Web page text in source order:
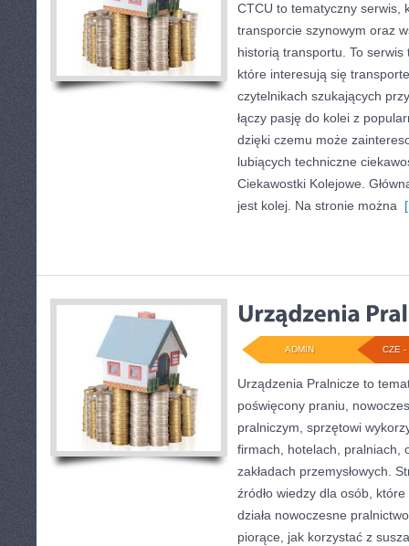
CTCU to tematyczny serwis,
transporcie szynowym oraz
historią transportu. To
które interesują się
czytelnikach szukających
łączy pasję do kolei z
dzięki czemu może
lubiących techniczne
Ciekawostki Kolejowe.
jest kolej. Na stronie można
CZE -
ADMIN
Urządzenia Pralnicze to
poświęcony praniu,
pralniczym, sprzętowi
firmach, hotelach, pralniach,
zakładach przemysłowych.
źródło wiedzy dla osób,
działa nowoczesne
piorące, jak korzystać z